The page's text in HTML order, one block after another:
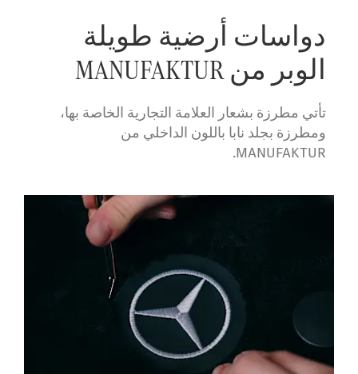
دواسات أرضية طويلة
الوبر من MANUFAKTUR
تأتي مطرزة بشعار العلامة التجارية الخاصة بها،
ومطرزة بجلد نابا باللون الداخلي من
MANUFAKTUR.